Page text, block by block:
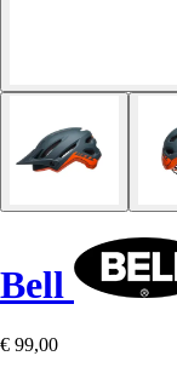
Bell
€ 99,00